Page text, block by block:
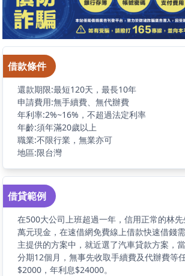
借款條件
還款期限:最短120天，最長10年
申請費用:無手續費、無代辦費
年利率:2%~16%，不超過法定利率
年齡:須年滿20歲以上
職業:不限行業，無業亦可
地區:限台灣
借貸範例
在500大公司上班超過一年，信用正常的林
萬元現金，在速借網免費線上借款快速借錢
主提供的方案中，就近選了汽車貸款方案，
分期12個月，無事先收取手續費及代辦費等
$2000，年利息$24000。